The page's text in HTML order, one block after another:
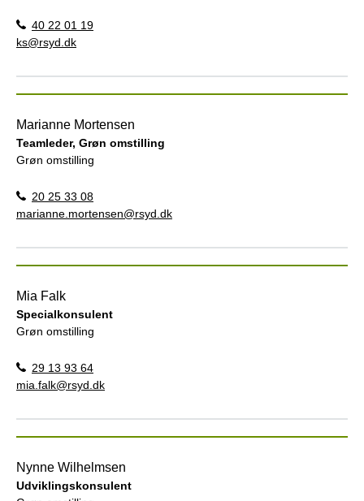
40 22 01 19
ks@rsyd.dk
Marianne Mortensen
Teamleder, Grøn omstilling
Grøn omstilling
20 25 33 08
marianne.mortensen@rsyd.dk
Mia Falk
Specialkonsulent
Grøn omstilling
29 13 93 64
mia.falk@rsyd.dk
Nynne Wilhelmsen
Udviklingskonsulent